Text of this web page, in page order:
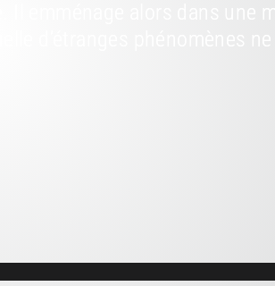
Il emménage alors dans une
d’étranges phénomènes